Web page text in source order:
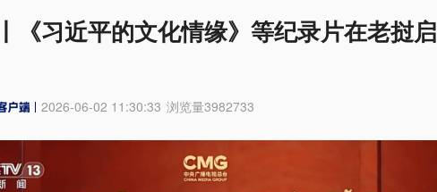
《习近平的文化情缘》等纪录片在老挝启
2026-06-02 11:30:33 浏览量3982733